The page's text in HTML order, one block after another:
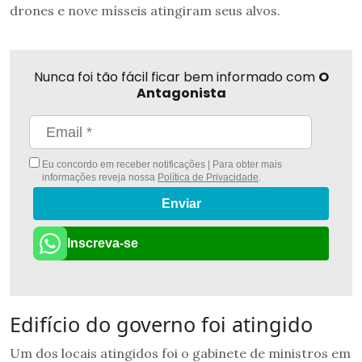
drones e nove mísseis atingiram seus alvos.
Nunca foi tão fácil ficar bem informado com O
Antagonista
Eu concordo em receber notificações | Para obter mais
informações reveja nossa Política de Privacidade.
Enviar
Inscreva-se
Edifício do governo foi atingido
Um dos locais atingidos foi o gabinete de ministros em